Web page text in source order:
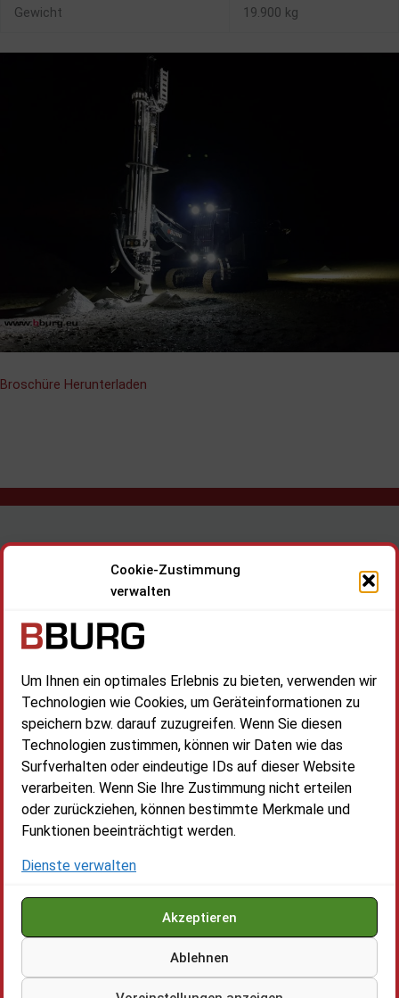
Cookie-Zustimmung
verwalten
Um Ihnen ein optimales Erlebnis zu bieten, verwenden wir
Technologien wie Cookies, um Geräteinformationen zu
speichern bzw. darauf zuzugreifen. Wenn Sie diesen
Technologien zustimmen, können wir Daten wie das
Surfverhalten oder eindeutige IDs auf dieser Website
verarbeiten. Wenn Sie Ihre Zustimmung nicht erteilen
oder zurückziehen, können bestimmte Merkmale und
Funktionen beeinträchtigt werden.
Dienste verwalten
Akzeptieren
Ablehnen
Gewicht 19.900 kg
Broschüre Herunterladen
Datenschutzerklärung
Cookie-Richtlinie (EU)
Kontakt
BBURG International GmbH & Co. KG
Zur Heide 7,
15712 Königs Wusterhausen
Telefon:+49170-7380-705
Öffnungszeiten:
Mo. - Fr.: 08:00 - 17:00 Uhr
Sa. - So.: Geschlossen